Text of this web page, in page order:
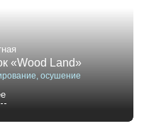
«Wood Land»
осушение